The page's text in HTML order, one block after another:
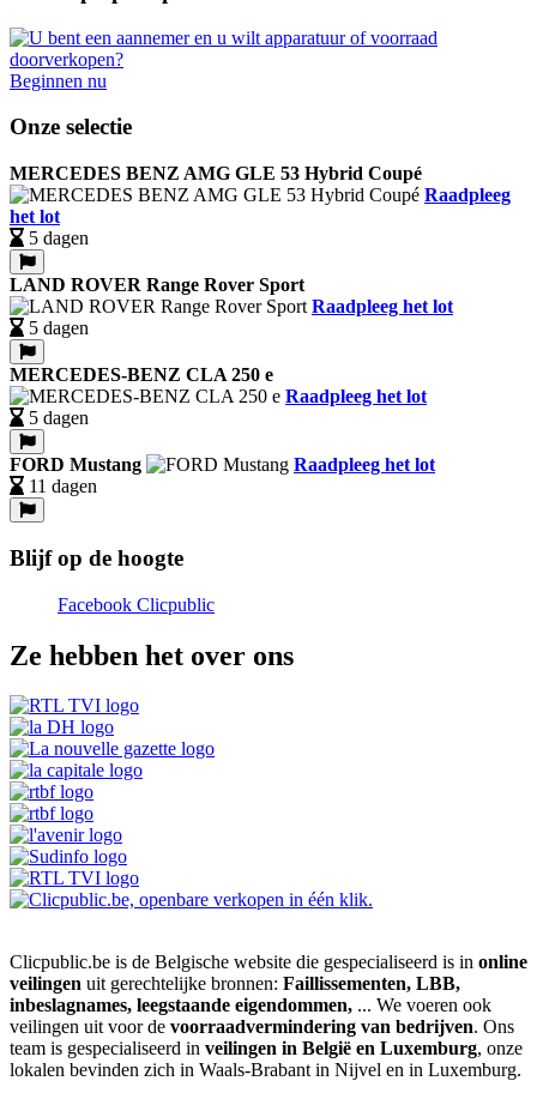
Beginnen nu
Onze selectie
MERCEDES BENZ AMG GLE 53 Hybrid Coupé
Raadpleeg
het lot
5 dagen
LAND ROVER Range Rover Sport
Raadpleeg het lot
5 dagen
MERCEDES-BENZ CLA 250 e
Raadpleeg het lot
5 dagen
FORD Mustang
Raadpleeg het lot
11 dagen
Blijf op de hoogte
Facebook Clicpublic
Ze hebben het over ons
Clicpublic.be is de Belgische website die gespecialiseerd is in online
veilingen uit gerechtelijke bronnen: Faillissementen, LBB,
inbeslagnames, leegstaande eigendommen, ... We voeren ook
veilingen uit voor de voorraadvermindering van bedrijven. Ons
team is gespecialiseerd in veilingen in België en Luxemburg, onze
lokalen bevinden zich in Waals-Brabant in Nijvel en in Luxemburg.